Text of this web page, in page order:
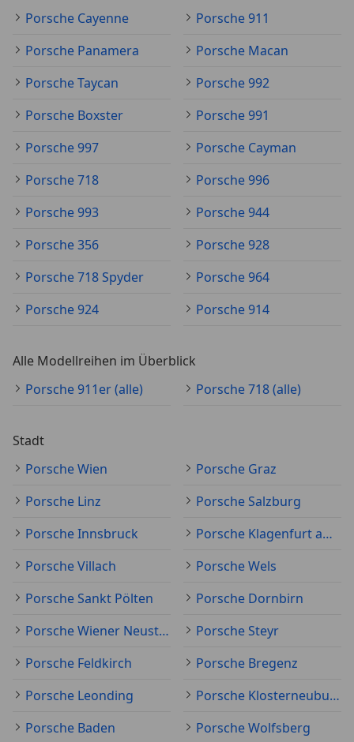
Porsche Cayenne
Porsche 911
Porsche Panamera
Porsche Macan
Porsche Taycan
Porsche 992
Porsche Boxster
Porsche 991
Porsche 997
Porsche Cayman
Porsche 718
Porsche 996
Porsche 993
Porsche 944
Porsche 356
Porsche 928
Porsche 718 Spyder
Porsche 964
Porsche 924
Porsche 914
Alle Modellreihen im Überblick
Porsche 911er (alle)
Porsche 718 (alle)
Stadt
Porsche Wien
Porsche Graz
Porsche Linz
Porsche Salzburg
Porsche Innsbruck
Porsche Klagenfurt am Wörthersee
Porsche Villach
Porsche Wels
Porsche Sankt Pölten
Porsche Dornbirn
Porsche Wiener Neustadt
Porsche Steyr
Porsche Feldkirch
Porsche Bregenz
Porsche Leonding
Porsche Klosterneuburg
Porsche Baden
Porsche Wolfsberg